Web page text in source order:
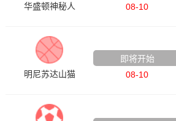
华盛顿神秘人
08-10
明尼苏达山猫
即将开始
08-10